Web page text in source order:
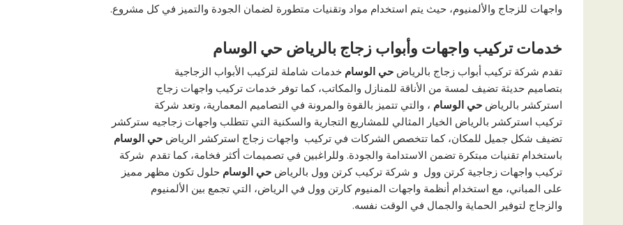
واجهات للزجاج والألمنيوم، حيث يتم استخدام مواد وتقنيات متطورة لضمان الجودة والتميز في كل مشروع.
خدمات تركيب واجهات وأبواب زجاج بالرياض حي الوسام
تقدم شركة تركيب أبواب زجاج بالرياض حي الوسام خدمات شاملة لتركيب الأبواب الزجاجية
بتصاميم حديثة تضيف لمسة من الأناقة للمنازل والمكاتب، كما توفر خدمات تركيب واجهات زجاج
استركشر بالرياض حي الوسام ، والتي تتميز بالقوة والمرونة في التصاميم المعمارية، وتعد شركة
تركيب استركشر بالرياض الخيار المثالي للمشاريع التجارية والسكنية التي تتطلب واجهات زجاجيه ستركشر
تضيف شكل جميل للمكان، كما تتخصص الشركات في تركيب واجهات زجاج استركشر الرياض حي الوسام
باستخدام تقنيات مبتكرة تضمن الاستدامة والجودة. وللراغبين في تصميمات أكثر فخامة، كما تقدم شركة
تركيب واجهات زجاجية كرتن وول و شركة تركيب كرتن وول بالرياض حي الوسام حلول تكون مظهر مميز
على المباني، مع استخدام أنظمة واجهات المنيوم كارتن وول في الرياض، التي تجمع بين الألمنيوم
والزجاج لتوفير الحماية والجمال في الوقت نفسه.